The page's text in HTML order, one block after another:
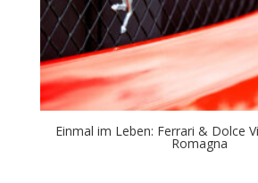
Einmal im Leben: Ferrari & Dolce
Romagna